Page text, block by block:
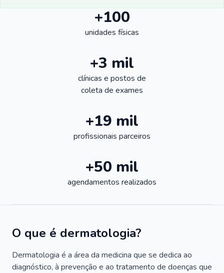
+100
unidades físicas
+3 mil
clínicas e postos de
coleta de exames
+19 mil
profissionais parceiros
+50 mil
agendamentos realizados
O que é dermatologia?
Dermatologia é a área da medicina que se dedica ao
diagnóstico, à prevenção e ao tratamento de doenças que